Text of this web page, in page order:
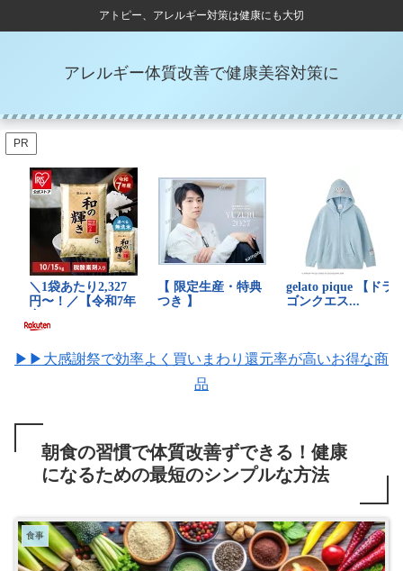
アトピー、アレルギー対策は健康にも大切
アレルギー体質改善で健康美容対策に
PR
▶▶大感謝祭で効率よく買いまわり還元率が高いお得な商
品
朝食の習慣で体質改善ずできる！健康
になるための最短のシンプルな方法
食事